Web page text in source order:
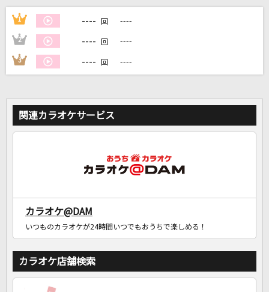
自宅でカラオケ歌い放題！
1 ---- 回 ----
2 ---- 回 ----
3 ---- 回 ----
関連カラオケサービス
カラオケ@DAM
いつものカラオケが24時間いつでもおうちで楽しめる！
カラオケ店舗検索